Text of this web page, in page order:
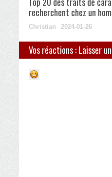
recherchent chez un
Christian 2024-01-26
Vos réactions : Laisser